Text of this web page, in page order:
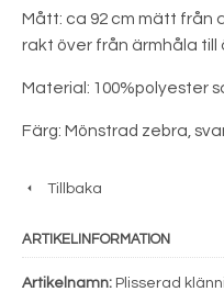
Mått: ca 92 cm mätt från
rakt över från ärmhåla till
Material: 100%polyester
Färg: Mönstrad zebra,
Tillbaka
ARTIKELINFORMATION
Artikelnamn: Plisserad